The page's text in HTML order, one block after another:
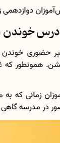
خوندن
حضوری خوندن
همونطور که
زمانی که
در مدرسه